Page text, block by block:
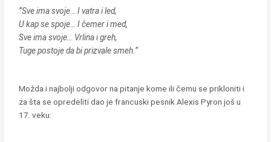
“Sve ima svoje… I vatra i led,
U kap se spoje… I čemer i med,
Sve ima svoje… Vrlina i greh,
Tuge postoje da bi prizvale smeh.“
Možda i najbolji odgovor na pitanje kome ili čemu se prikloniti i
za šta se opredeliti dao je francuski pesnik Alexis Pyron još u
17. veku: